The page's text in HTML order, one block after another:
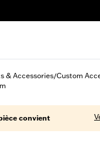
& Accessories/Custom
convient